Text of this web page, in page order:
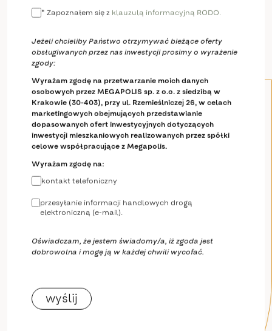
* Zapoznałem się z klauzulą informacyjną RODO.
Jeżeli chcieliby Państwo otrzymywać bieżące oferty
obsługiwanych przez nas inwestycji prosimy o wyrażenie
zgody:
Wyrażam zgodę na przetwarzanie moich danych
osobowych przez MEGAPOLIS sp. z o.o. z siedzibą w
Krakowie (30-403), przy ul. Rzemieślniczej 26, w celach
marketingowych obejmujących przedstawianie
dopasowanych ofert inwestycyjnych dotyczących
inwestycji mieszkaniowych realizowanych przez spółki
celowe współpracujące z Megapolis.
Wyrażam zgodę na:
kontakt telefoniczny
przesyłanie informacji handlowych drogą
elektroniczną (e-mail).
Oświadczam, że jestem świadomy/a, iż zgoda jest
dobrowolna i mogę ją w każdej chwili wycofać.